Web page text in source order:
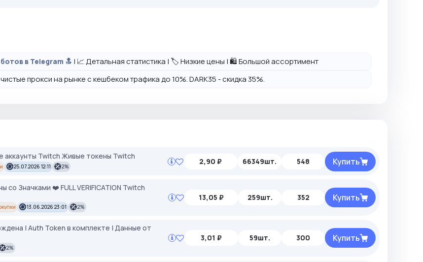
в Telegram 🔝 | 📈 Детальная статистика | 🏷️ Низкие цены | 🛍️ Большой ассортимент
прокси на рынке с кешбеком трафика до 10%. DARK35 - скидка 35%.
аккаунты Twitch Живые токены Twitch
25.07.2026 12:11 2%
2,90 ₽ 66349шт. 548 Купить
Значками ❤️ FULL VERIFICATION Twitch
13.06.2026 23:01 2%
13,05 ₽ 259шт. 352 Купить
| Auth Token в комплекте | Данные от
2%
3,01 ₽ 59шт. 300 Купить